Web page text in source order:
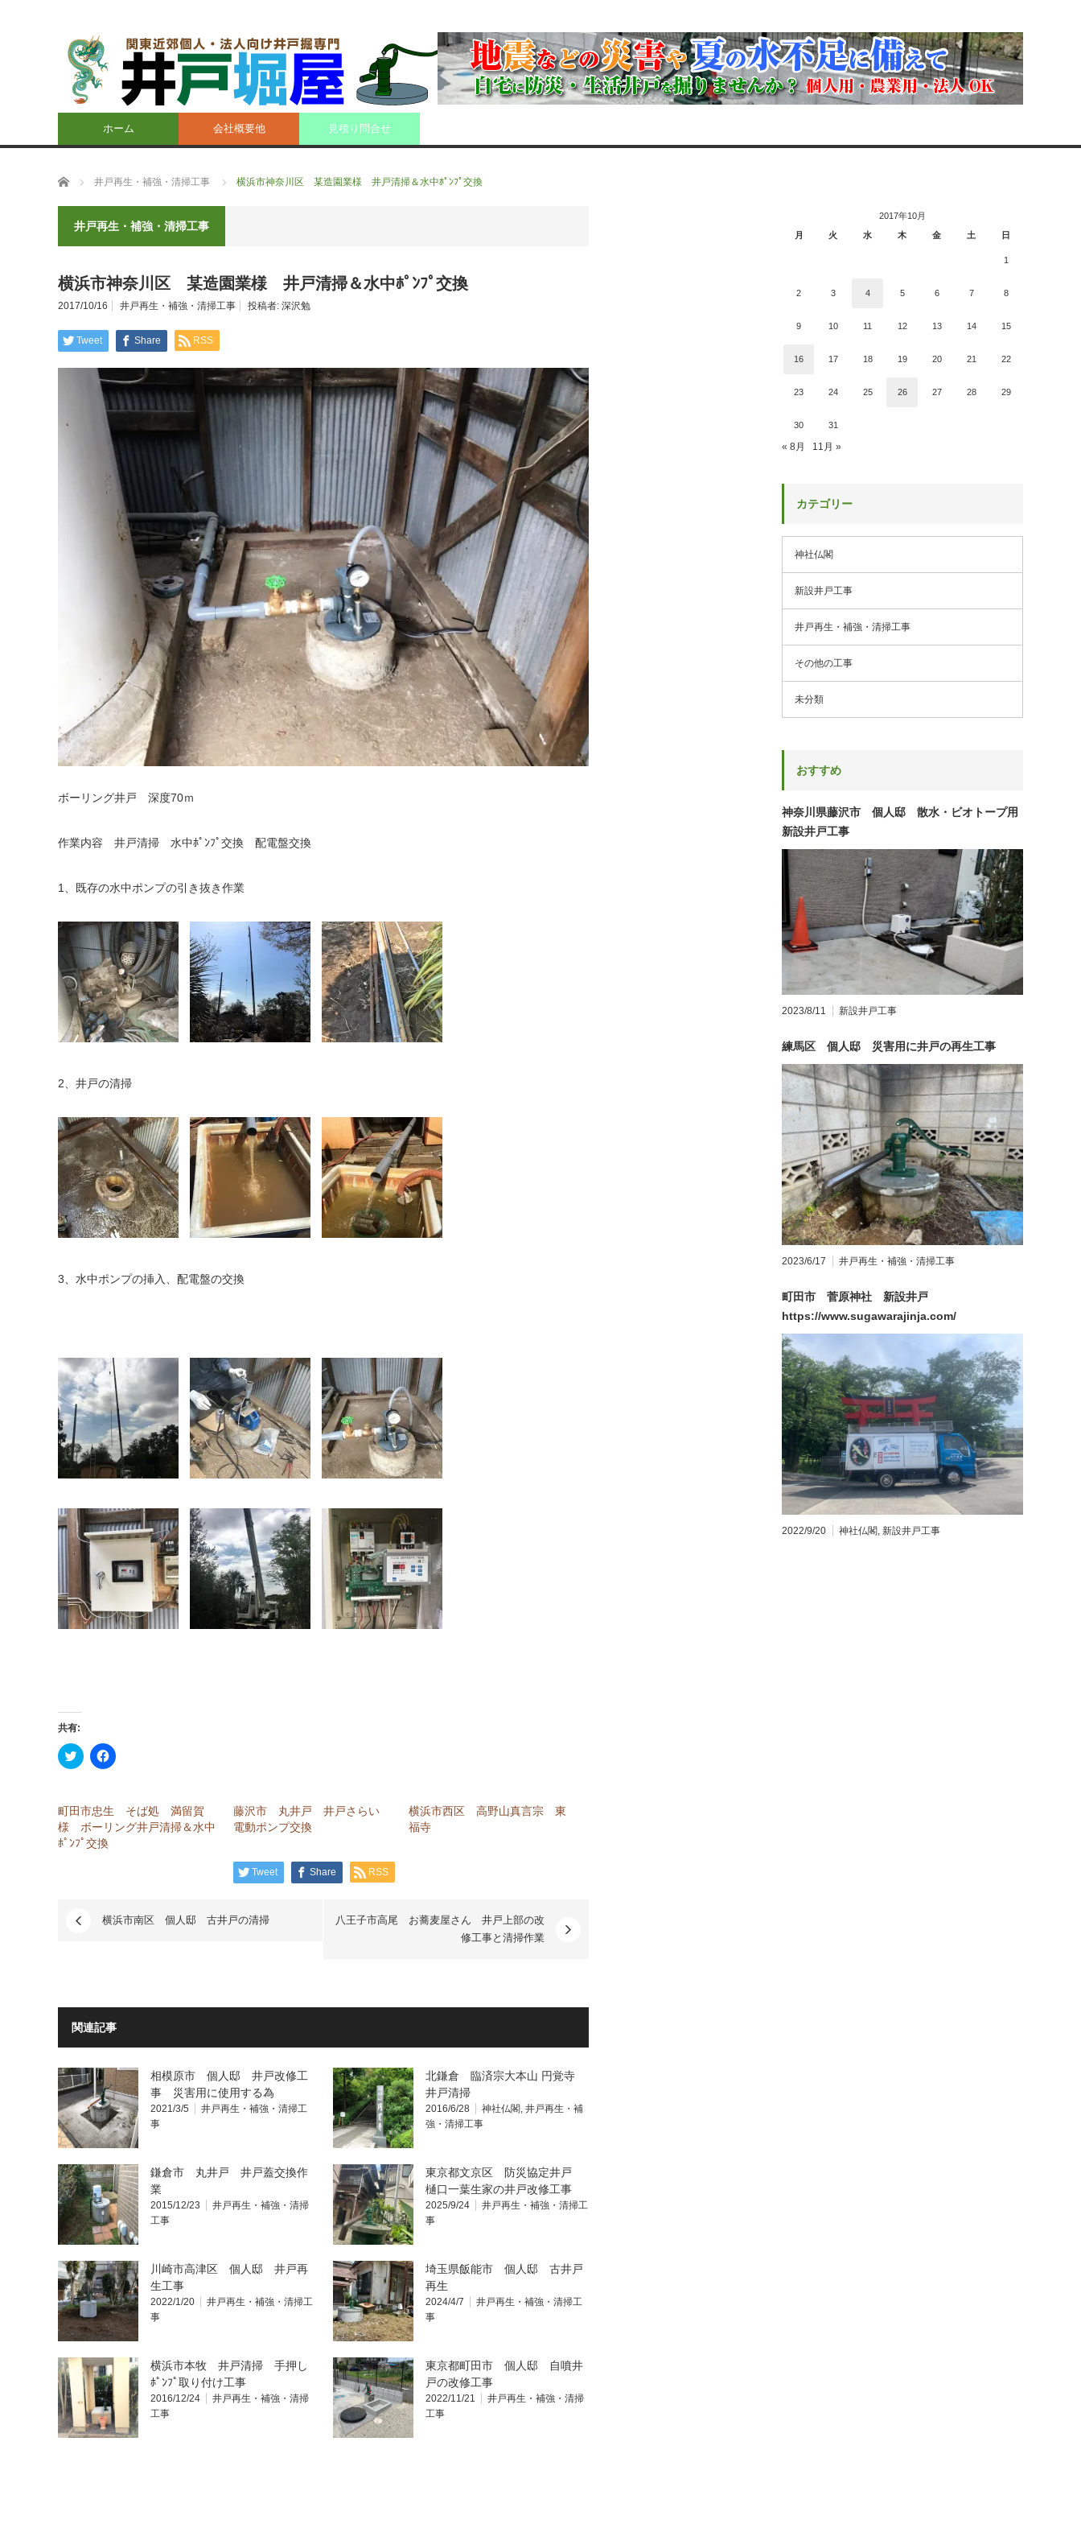
ホーム 会社概要他 見積り問合せ
ホーム 井戸再生・補強・清掃工事 横浜市神奈川区 某造園業様 井戸清掃＆水中ﾎﾟﾝﾌﾟ交換
井戸再生・補強・清掃工事
横浜市神奈川区 某造園業様 井戸清掃＆水中ﾎﾟﾝﾌﾟ交換
2017/10/16 井戸再生・補強・清掃工事 投稿者: 深沢勉
Tweet Share RSS
ボーリング井戸 深度70ｍ
作業内容 井戸清掃 水中ﾎﾟﾝﾌﾟ交換 配電盤交換
1、既存の水中ポンプの引き抜き作業
2、井戸の清掃
3、水中ポンプの挿入、配電盤の交換
共有:
ク
リ
て
Twitter
で
共
有
ド
Facebook
で
る
に
は
さ
ド
で
開
き
す)
町田市忠生 そば処 満留賀
様 ボーリング井戸清掃＆水中
ﾎﾟﾝﾌﾟ交換
藤沢市 丸井戸 井戸さらい
電動ポンプ交換
横浜市西区 高野山真言宗 東
福寺
Tweet Share RSS
横浜市南区 個人邸 古井戸の清掃
八王子市高尾 お蕎麦屋さん 井戸上部の改
修工事と清掃作業
関連記事
相模原市 個人邸 井戸改修工
事 災害用に使用する為
2021/3/5
井戸再生・補強・清掃工
事
北鎌倉 臨済宗大本山 円覚寺
井戸清掃
2016/6/28 神社仏閣, 井戸再生・補
強・清掃工事
鎌倉市 丸井戸 井戸蓋交換作
業
2015/12/23
井戸再生・補強・清掃
工事
東京都文京区 防災協定井戸
樋口一葉生家の井戸改修工事
2025/9/24
井戸再生・補強・清掃工
事
川崎市高津区 個人邸 井戸再
生工事
2022/1/20
井戸再生・補強・清掃工
事
埼玉県飯能市 個人邸 古井戸
再生
2024/4/7
井戸再生・補強・清掃工
事
横浜市本牧 井戸清掃 手押し
ﾎﾟﾝﾌﾟ取り付け工事
2016/12/24
井戸再生・補強・清掃
工事
東京都町田市 個人邸 自噴井
戸の改修工事
2022/11/21
井戸再生・補強・清掃
工事
2017年10月
月
火 水 木 金 土 日
1
2 3 4 5 6 7 8
9 10 11 12 13 14 15
16 17 18 19 20 21 22
23 24 25 26 27 28 29
30 31
« 8月 11月 »
カテゴリー
神社仏閣
新設井戸工事
井戸再生・補強・清掃工事
その他の工事
未分類
おすすめ
神奈川県藤沢市 個人邸 散水・ビオトープ用
新設井戸工事
2023/8/11 新設井戸工事
練馬区 個人邸 災害用に井戸の再生工事
2023/6/17 井戸再生・補強・清掃工事
町田市 菅原神社 新設井戸
https://www.sugawarajinja.com/
2022/9/20 神社仏閣 新設井戸工事